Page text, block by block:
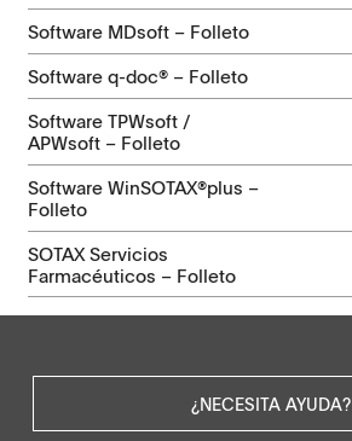
Software MDsoft – Folleto
Software q-doc® – Folleto
Software TPWsoft /
APWsoft – Folleto
Software WinSOTAX®plus –
Folleto
SOTAX Servicios
Farmacéuticos – Folleto
¿NECESITA AYUDA?